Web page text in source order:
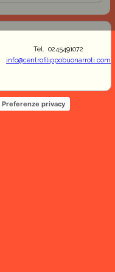
Tel. 0245491072
info@centrofilippobuonarroti.com
Preferenze privacy